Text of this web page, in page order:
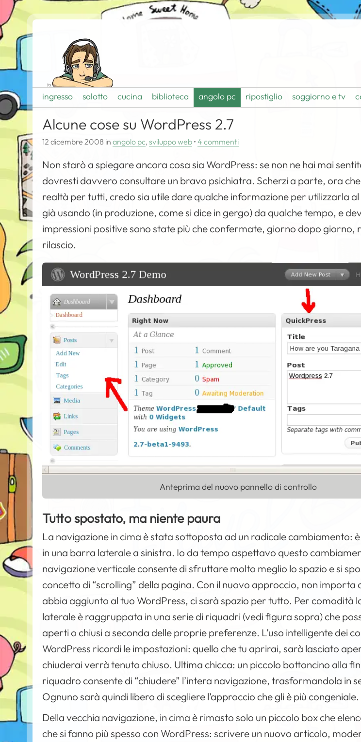
ingresso salotto cucina biblioteca angolo pc ripostiglio soggiorno e tv
Alcune cose su WordPress 2.7
12 dicembre 2008 inangolo pc,sviluppo web • 4 commenti
Non starò a spiegare ancora cosa sia WordPress: se non ne hai mai
dovresti davvero consultare un bravo psichiatra. Scherzi a parte, ora
realtà per tutti, credo sia utile dare qualche informazione per utilizzarla al
già usando (in produzione, come si dice in gergo) da qualche tempo, e
impressioni positive sono state più che confermate, giorno dopo giorno,
rilascio.
Anteprima del nuovo pannello di controllo
Tutto spostato, ma niente paura
La navigazione in cima è stata sottoposta ad un radicale cambiamento:
in una barra laterale a sinistra. Io da tempo aspettavo questo
navigazione verticale consente di sfruttare molto meglio lo spazio e si
concetto di “scrolling” della pagina. Con il nuovo approccio, non importa
abbia aggiunto al tuo WordPress, ci sarà spazio per tutto. Per comodità
laterale è raggruppata in una serie di riquadri (vedi figura sopra) che
aperti o chiusi a seconda delle proprie preferenze. L’uso intelligente dei
WordPress ricordi le impostazioni: quello che tu aprirai, sarà lasciato
chiuderai verrà tenuto chiuso. Ultima chicca: un piccolo bottoncino alla
riquadro consente di “chiudere” l’intera navigazione, trasformandola in
Ognuno sarà quindi libero di scegliere l’approccio che gli è più congeniale.
Della vecchia navigazione, in cima è rimasto solo un piccolo box che
che si fanno più spesso con WordPress: scrivere un nuovo articolo,